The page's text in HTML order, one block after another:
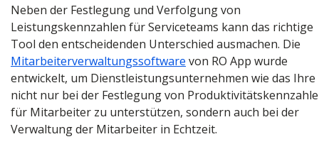
Neben der Festlegung und Verfolgung von
Leistungskennzahlen für Serviceteams kann das richtige
Tool den entscheidenden Unterschied ausmachen. Die
Mitarbeiterverwaltungssoftware von RO App wurde
entwickelt, um Dienstleistungsunternehmen wie das Ihre
nicht nur bei der Festlegung von
für Mitarbeiter zu unterstützen, sondern auch bei der
Verwaltung der Mitarbeiter in Echtzeit.